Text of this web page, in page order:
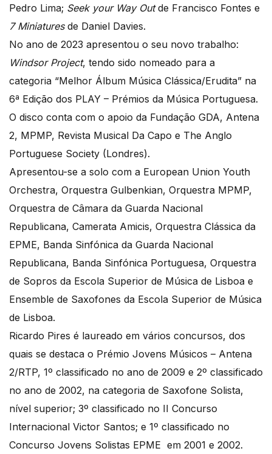
Pedro Lima; Seek your Way Outde Francisco Fontes e
7 Miniaturesde Daniel Davies.
No ano de 2023 apresentou o seu novo trabalho:
Windsor Project, tendo sido nomeado para a
categoria “Melhor Álbum Música Clássica/Erudita” na
6ª Edição dos PLAY – Prémios da Música Portuguesa.
O disco conta com o apoio da Fundação GDA, Antena
2, MPMP, Revista Musical Da Capo e The Anglo
Portuguese Society (Londres).
Apresentou-se a solo com a European Union Youth
Orchestra, Orquestra Gulbenkian, Orquestra MPMP,
Orquestra de Câmara da Guarda Nacional
Republicana, Camerata Amicis, Orquestra Clássica da
EPME, Banda Sinfónica da Guarda Nacional
Republicana, Banda Sinfónica Portuguesa, Orquestra
de Sopros da Escola Superior de Música de Lisboa e
Ensemble de Saxofones da Escola Superior de Música
de Lisboa.
Ricardo Pires é laureado em vários concursos, dos
quais se destaca o Prémio Jovens Músicos – Antena
2/RTP, 1º classificado no ano de 2009 e 2º classificado
no ano de 2002, na categoria de Saxofone Solista,
nível superior; 3º classificado no II Concurso
Internacional Victor Santos; e 1º classificado no
Concurso Jovens Solistas EPME em 2001 e 2002.